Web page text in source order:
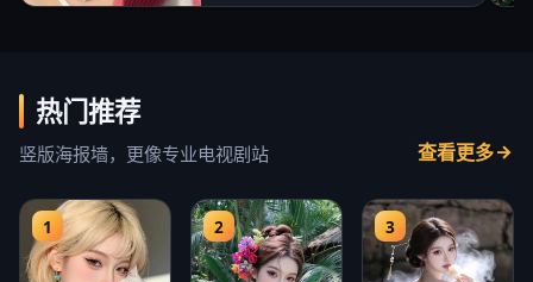
热门推荐
竖版海报墙，更像专业电视剧站 查看更多
1 2 3